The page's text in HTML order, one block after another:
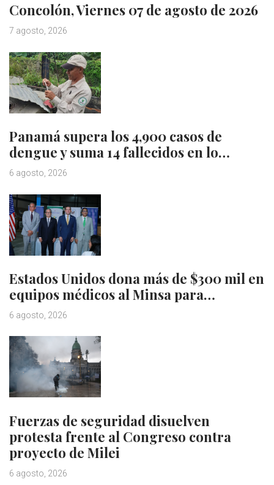
Concolón, Viernes 07 de agosto de 2026
7 agosto, 2026
Panamá supera los 4,900 casos de
dengue y suma 14 fallecidos en lo…
6 agosto, 2026
Estados Unidos dona más de $300 mil en
equipos médicos al Minsa para…
6 agosto, 2026
Fuerzas de seguridad disuelven
protesta frente al Congreso contra
proyecto de Milei
6 agosto, 2026